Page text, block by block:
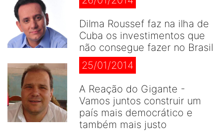
Dilma Roussef faz na ilha de
Cuba os investimentos que
não consegue fazer no Brasil
25/01/2014
A Reação do Gigante -
Vamos juntos construir um
país mais democrático e
também mais justo